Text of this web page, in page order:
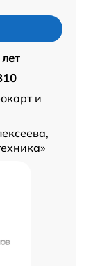
и